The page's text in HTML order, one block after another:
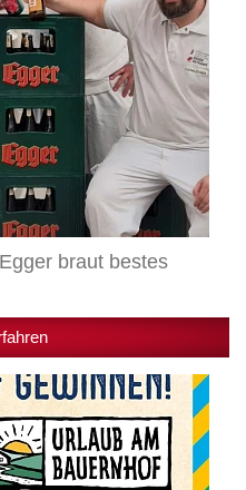
braut bestes